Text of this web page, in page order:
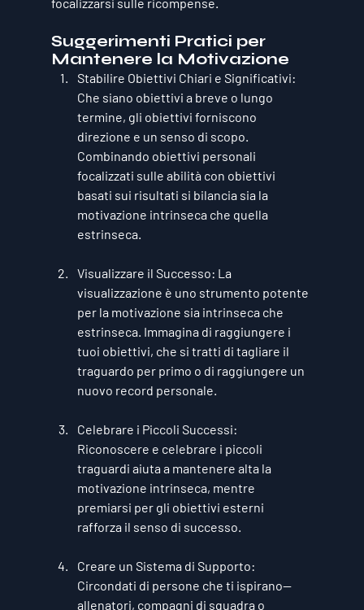
Suggerimenti Pratici per
Mantenere la Motivazione
Stabilire Obiettivi Chiari e Significativi:
Che siano obiettivi a breve o lungo
termine, gli obiettivi forniscono
direzione e un senso di scopo.
Combinando obiettivi personali
focalizzati sulle abilità con obiettivi
basati sui risultati si bilancia sia la
motivazione intrinseca che quella
estrinseca.
Visualizzare il Successo: La
visualizzazione è uno strumento potente
per la motivazione sia intrinseca che
estrinseca. Immagina di raggiungere i
tuoi obiettivi, che si tratti di tagliare il
traguardo per primo o di raggiungere un
nuovo record personale.
Celebrare i Piccoli Successi:
Riconoscere e celebrare i piccoli
traguardi aiuta a mantenere alta la
motivazione intrinseca, mentre
premiarsi per gli obiettivi esterni
rafforza il senso di successo.
Creare un Sistema di Supporto:
Circondati di persone che ti ispirano—
allenatori, compagni di squadra o